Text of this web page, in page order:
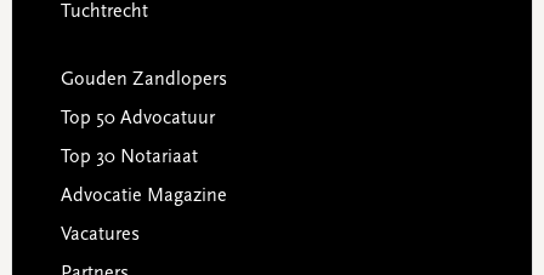
Tuchtrecht
Gouden Zandlopers
Top 50 Advocatuur
Top 30 Notariaat
Advocatie Magazine
Vacatures